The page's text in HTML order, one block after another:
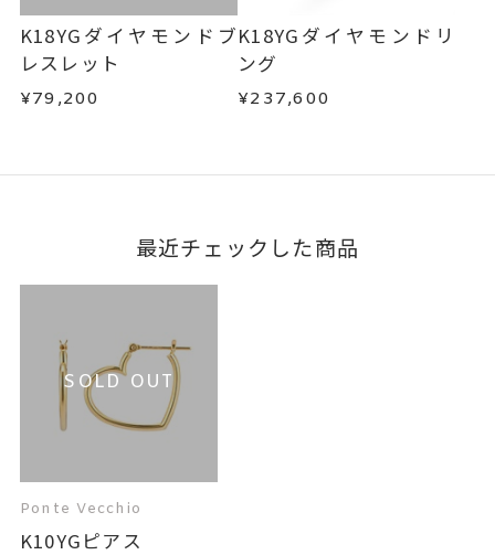
K18YGダイヤモンドブ
レスレット
¥79,200
K18YGダイヤモンドリ
ング
¥237,600
最近チェックした商品
SOLD OUT
Ponte Vecchio
K10YGピアス